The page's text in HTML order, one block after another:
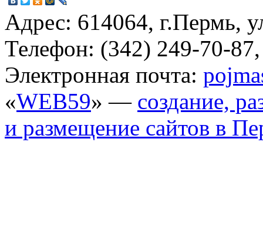
Адрес: 614064, г.Пермь,
Телефон: (342) 249-70-
Электронная почта:
«WEB59» — создание,
и размещение сайтов в